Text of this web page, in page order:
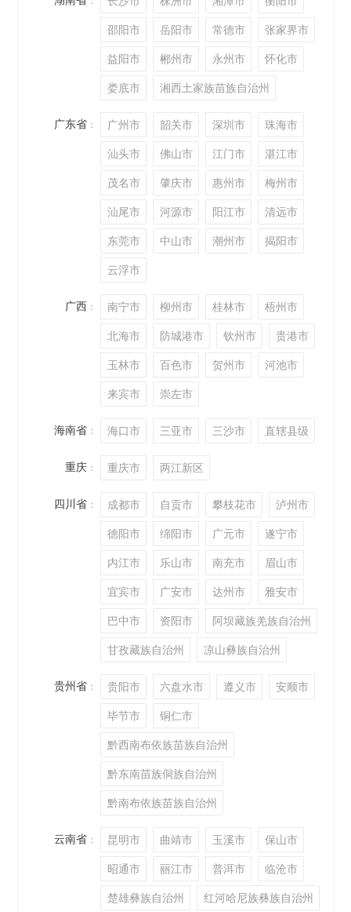
邵阳市
岳阳市 常德市
张家界市
益阳市
郴州市 永州市
怀化市
娄底市
湘西土家族苗族自治州
广东省 ： 广州市 韶关市 深圳市
珠海市
汕头市
佛山市 江门市
湛江市
茂名市
肇庆市 惠州市
梅州市
汕尾市
河源市 阳江市
清远市
东莞市
中山市 潮州市
揭阳市
云浮市
广西 ： 南宁市 柳州市 桂林市
梧州市
北海市
防城港市 钦州市
贵港市
玉林市
百色市 贺州市
河池市
来宾市
崇左市
海南省 ： 海口市 三亚市 三沙市 直辖县级
重庆 ： 重庆市 两江新区
四川省 ： 成都市 自贡市 攀枝花市
泸州市
德阳市
绵阳市 广元市
遂宁市
内江市
乐山市 南充市
眉山市
宜宾市
广安市 达州市
雅安市
巴中市
资阳市
阿坝藏族羌族自治州
甘孜藏族自治州
凉山彝族自治州
贵州省 ： 贵阳市 六盘水市 遵义市
安顺市
毕节市
铜仁市
黔西南布依族苗族自治州
黔东南苗族侗族自治州
黔南布依族苗族自治州
云南省 ： 昆明市 曲靖市 玉溪市
保山市
昭通市
丽江市 普洱市
临沧市
楚雄彝族自治州
红河哈尼族彝族自治州